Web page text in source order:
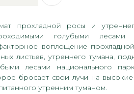
прохладной росы и
голубыми лесами
воплощение
листьев, утреннего тумана,
лесами национального
бросает свои лучи на
утренним туманом.